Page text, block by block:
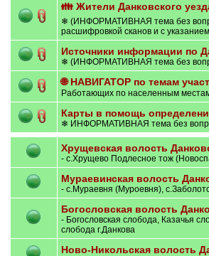
👪 Жители Данковского
❄ (ИНФОРМАТИВНАЯ тема без
расшифровкой сканов и с
Источники информации по
❄ (ИНФОРМАТИВНАЯ тема без
🌐 НАВИГАТОР по темам
Работающих по населенным
Карты в помощь
❄ ИНФОРМАТИВНАЯ тема без
Хрущевская волость
- с.Хрущево Подлесное тож
Мураевинская волость
- с.Мураевня (Муроевня),
Богословская волость
- Богословская слобода, Казачья
слобода г.Данкова
Ново-Никольская волость